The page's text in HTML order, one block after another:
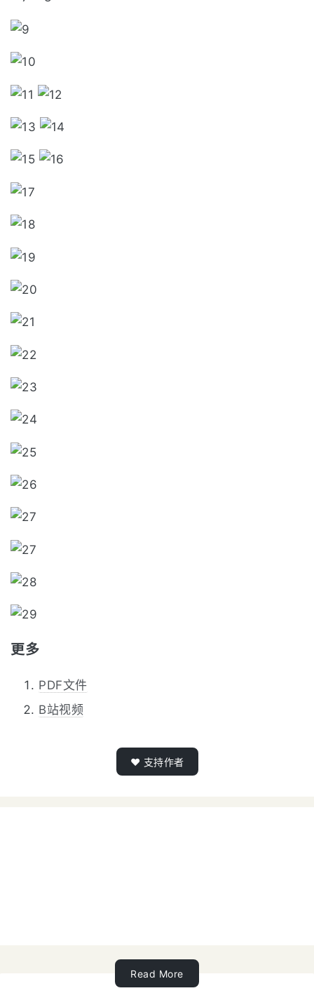
更多
PDF文件
B站视频
❤️ 支持作者
Read More